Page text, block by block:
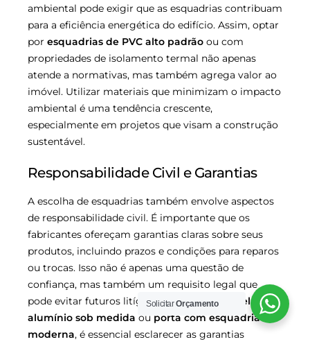
ambiental pode exigir que as esquadrias contribuam
para a eficiência energética do edifício. Assim, optar
por esquadrias de PVC alto padrão ou com
propriedades de isolamento termal não apenas
atende a normativas, mas também agrega valor ao
imóvel. Utilizar materiais que minimizam o impacto
ambiental é uma tendência crescente,
especialmente em projetos que visam a construção
sustentável.
Responsabilidade Civil e Garantias
A escolha de esquadrias também envolve aspectos
de responsabilidade civil. É importante que os
fabricantes ofereçam garantias claras sobre seus
produtos, incluindo prazos e condições para reparos
ou trocas. Isso não é apenas uma questão de
confiança, mas também um requisito legal que
pode evitar futuros litígios. Ao optar por
janela de
alumínio sob medida ou porta com esquadria
moderna, é essencial esclarecer as garantias
SolicitarOrçamento